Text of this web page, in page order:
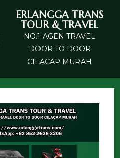
ERLANGGA TRANS
TOUR & TRAVEL
NO.1 AGEN TRAVEL
DOOR TO DOOR
CILACAP MURAH